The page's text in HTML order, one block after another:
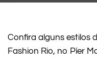
Confira alguns estilos
Fashion Rio, no Píer